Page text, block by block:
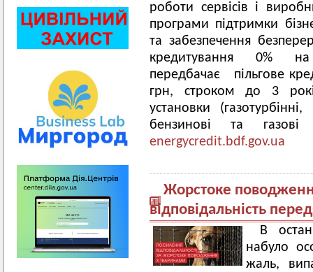
роботи сервісів і
програми підтримки
та забезпечення
кредитування 0% на
передбачає пільгове
грн, строком до 3
установки
бензинові та газові
energycredit.bdf.gov.ua
Жорстоке
відповідальність
В
набуло
жаль,